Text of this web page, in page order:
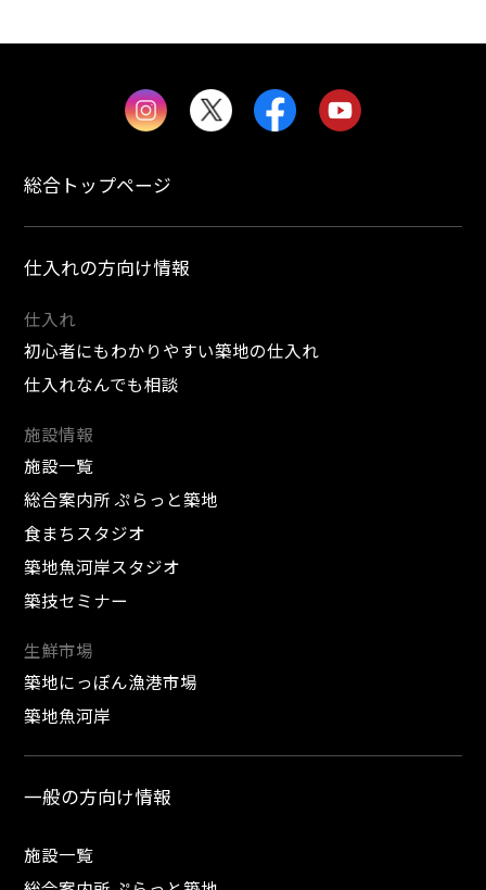
総合トップページ
仕入れの方向け情報
仕入れ
初心者にもわかりやすい築地の仕入れ
仕入れなんでも相談
施設情報
施設一覧
総合案内所 ぷらっと築地
食まちスタジオ
築地魚河岸スタジオ
築技セミナー
生鮮市場
築地にっぽん漁港市場
築地魚河岸
一般の方向け情報
施設一覧